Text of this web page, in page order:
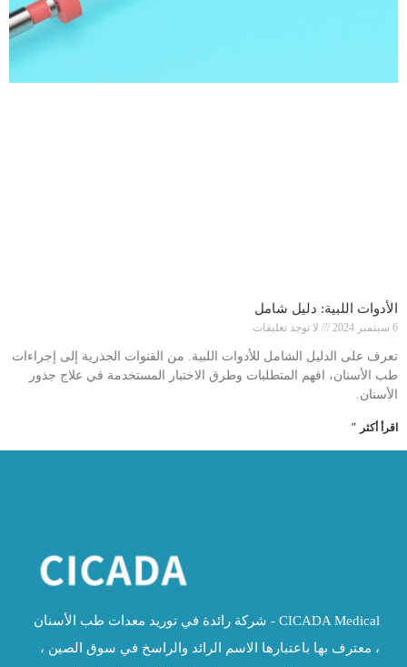
الأدوات اللبية: دليل شامل
6 سبتمبر 2024 لا توجد تعليقات
تعرف على الدليل الشامل للأدوات اللبية. من القنوات الجذرية إلى إجراءات
طب الأسنان، افهم المتطلبات وطرق الاختبار المستخدمة في علاج جذور
الأسنان.
اقرأ أكثر "
CICADA Medical - شركة رائدة في توريد معدات طب الأسنان
، معترف بها باعتبارها الاسم الرائد والراسخ في سوق الصين ،